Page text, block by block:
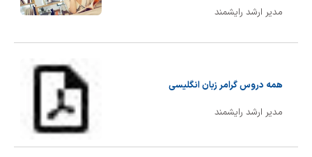
مدیر ارشد رایشمند
همه دروس گرامر زبان انگلیسی
مدیر ارشد رایشمند